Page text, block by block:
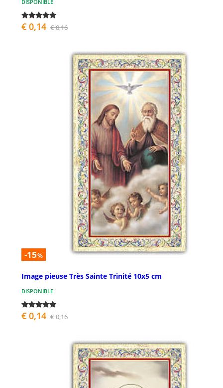
DISPONIBLE
€ 0,14 € 0,16
-15%
Image pieuse Très Sainte Trinité 10x5 cm
DISPONIBLE
€ 0,14 € 0,16